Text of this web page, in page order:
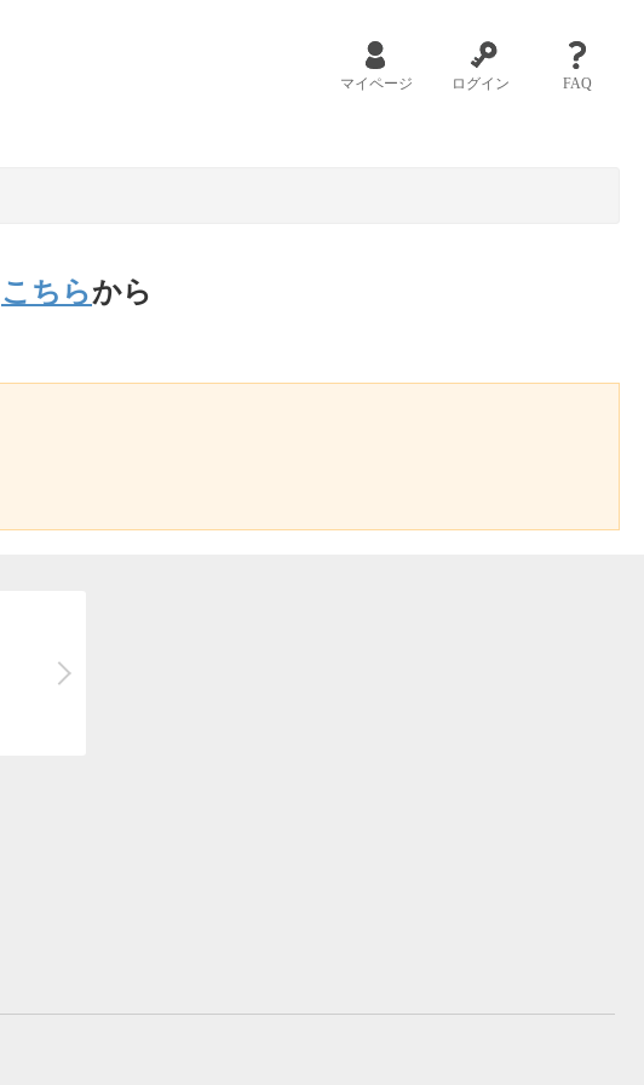
マイページ ログイン FAQ
こちらから